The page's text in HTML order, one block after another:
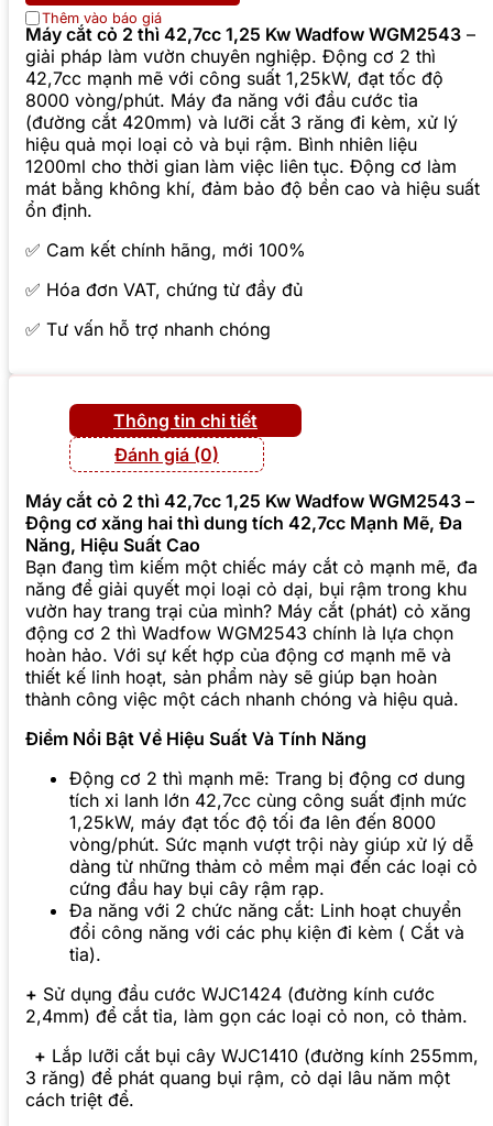
Thêm vào báo giá
Máy cắt cỏ 2 thì 42,7cc 1,25 Kw Wadfow WGM2543 –
giải pháp làm vườn chuyên nghiệp. Động cơ 2 thì
42,7cc mạnh mẽ với công suất 1,25kW, đạt tốc độ
8000 vòng/phút. Máy đa năng với đầu cước tỉa
(đường cắt 420mm) và lưỡi cắt 3 răng đi kèm, xử lý
hiệu quả mọi loại cỏ và bụi rậm. Bình nhiên liệu
1200ml cho thời gian làm việc liên tục. Động cơ làm
mát bằng không khí, đảm bảo độ bền cao và hiệu suất
ổn định.
✅ Cam kết chính hãng, mới 100%
✅ Hóa đơn VAT, chứng từ đầy đủ
✅ Tư vấn hỗ trợ nhanh chóng
Thông tin chi tiết
Đánh giá (0)
Máy cắt cỏ 2 thì 42,7cc 1,25 Kw Wadfow WGM2543 –
Động cơ xăng hai thì dung tích 42,7cc Mạnh Mẽ, Đa
Năng, Hiệu Suất Cao
Bạn đang tìm kiếm một chiếc máy cắt cỏ mạnh mẽ, đa
năng để giải quyết mọi loại cỏ dại, bụi rậm trong khu
vườn hay trang trại của mình? Máy cắt (phát) cỏ xăng
động cơ 2 thì Wadfow WGM2543 chính là lựa chọn
hoàn hảo. Với sự kết hợp của động cơ mạnh mẽ và
thiết kế linh hoạt, sản phẩm này sẽ giúp bạn hoàn
thành công việc một cách nhanh chóng và hiệu quả.
Điểm Nổi Bật Về Hiệu Suất Và Tính Năng
Động cơ 2 thì mạnh mẽ: Trang bị động cơ dung
tích xi lanh lớn 42,7cc cùng công suất định mức
1,25kW, máy đạt tốc độ tối đa lên đến 8000
vòng/phút. Sức mạnh vượt trội này giúp xử lý dễ
dàng từ những thảm cỏ mềm mại đến các loại cỏ
cứng đầu hay bụi cây rậm rạp.
Đa năng với 2 chức năng cắt: Linh hoạt chuyển
đổi công năng với các phụ kiện đi kèm ( Cắt và
tỉa).
+ Sử dụng đầu cước WJC1424 (đường kính cước
2,4mm) để cắt tỉa, làm gọn các loại cỏ non, cỏ thảm.
+ Lắp lưỡi cắt bụi cây WJC1410 (đường kính 255mm,
3 răng) để phát quang bụi rậm, cỏ dại lâu năm một
cách triệt để.